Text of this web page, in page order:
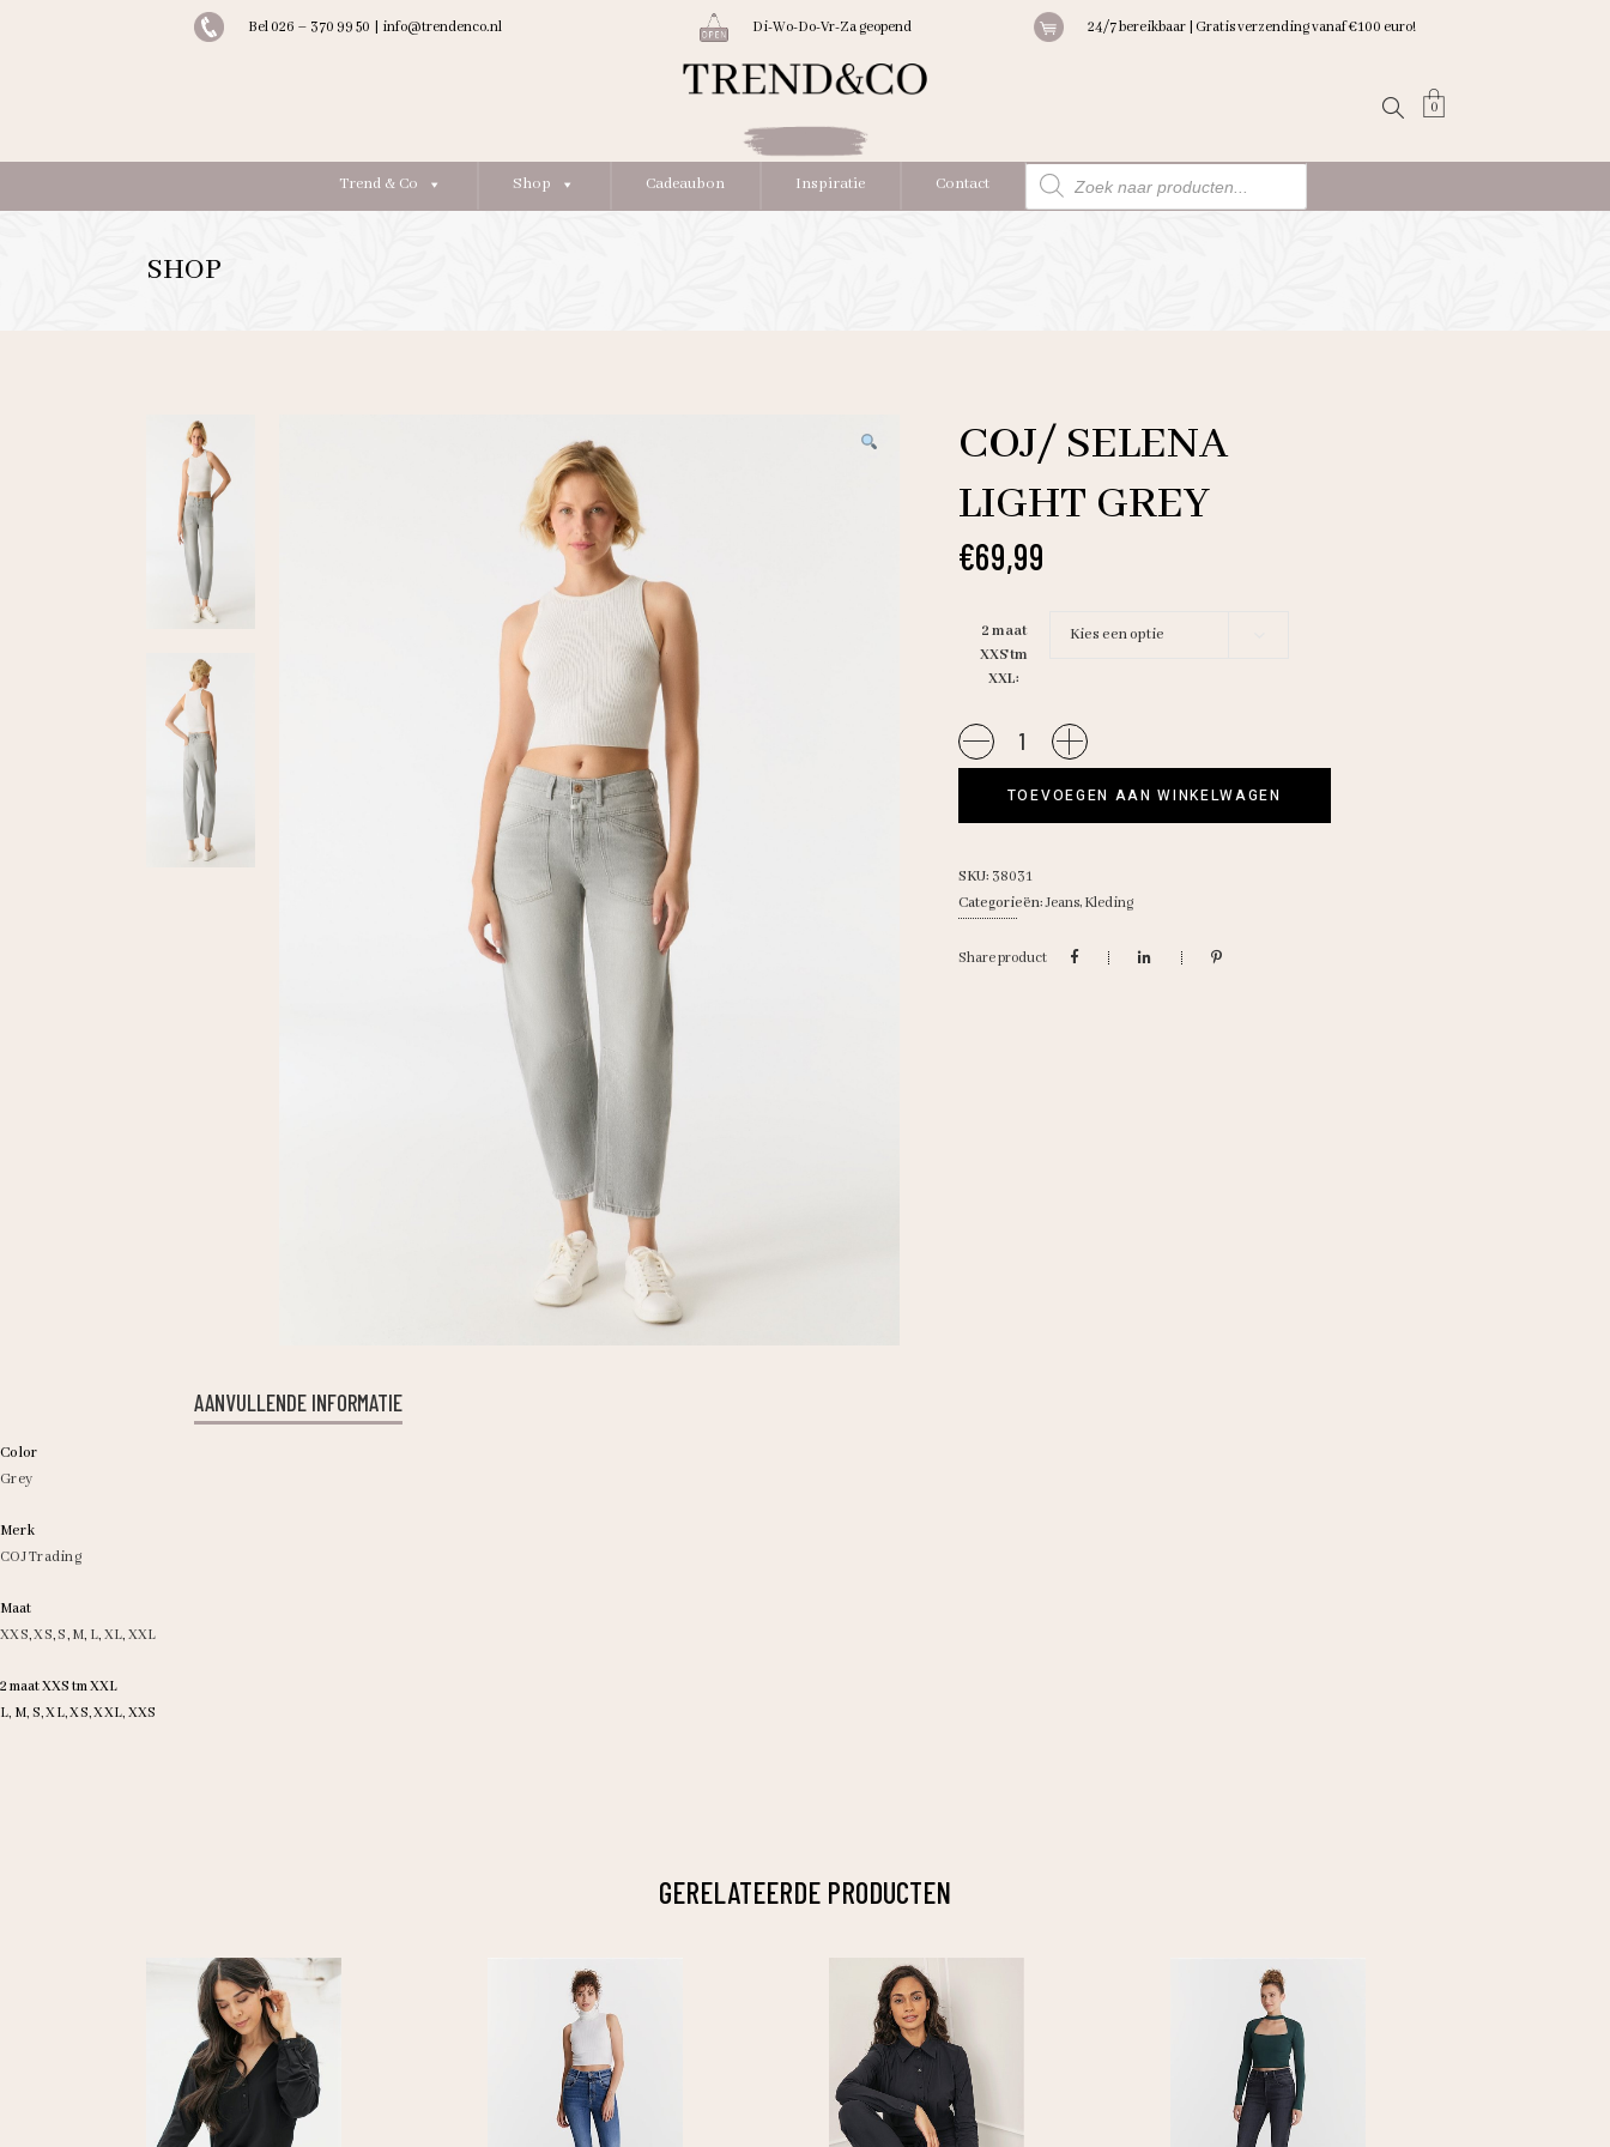
Bel 026 – 370 99 50 info@trendenco.nl Di-Wo-Do-Vr-Za geopend 24/7 bereikbaar | Gratis verzending vanaf €100 euro!
0
Trend & Co Shop Cadeaubon Inspiratie Contact
Producten
zoeken
SHOP
COJ/ SELENA
LIGHT GREY
€69,99
2 maat
XXS tm
XXL
Kies een optie
COJ/
Selena
TOEVOEGEN AAN WINKELWAGEN
SKU: 38031
Categorieën:Jeans, Kleding
Share product
AANVULLENDE INFORMATIE
Color
Grey
Merk
COJ Trading
Maat
XXS,XS,S, M, L, XL, XXL
2 maat XXS tm XXL
L, M, S, XL, XS, XXL, XXS
GERELATEERDE PRODUCTEN